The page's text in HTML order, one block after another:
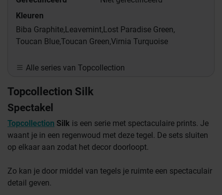
Kleuren
Biba Graphite, Leavemint, Lost Paradise Green,
Toucan Blue,Toucan Green,Virnia Turquoise
Alle series van Topcollection
Topcollection Silk
Spectakel
Topcollection Silk is een serie met spectaculaire prints. Je
waant je in een regenwoud met deze tegel. De sets sluiten
op elkaar aan zodat het decor doorloopt.
Zo kan je door middel van tegels je ruimte een spectaculair
detail geven.